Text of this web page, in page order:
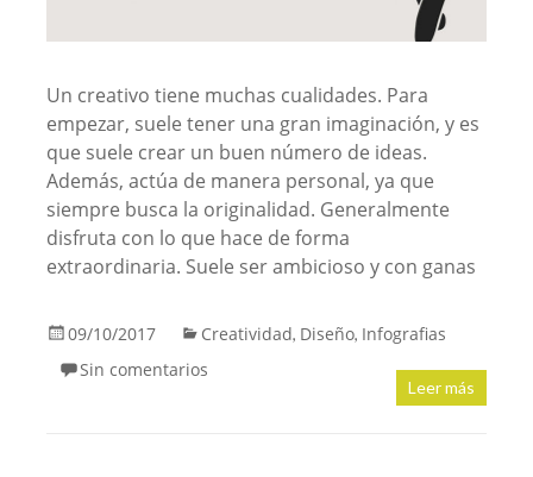
Un creativo tiene muchas cualidades. Para
empezar, suele tener una gran imaginación, y es
que suele crear un buen número de ideas.
Además, actúa de manera personal, ya que
siempre busca la originalidad. Generalmente
disfruta con lo que hace de forma
extraordinaria. Suele ser ambicioso y con ganas
09/10/2017 Creatividad, Diseño, Infografias
Sin comentarios
Leer más